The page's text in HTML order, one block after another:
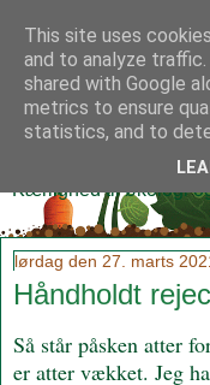
Kærlighed til økologi
lørdag den 27. marts
Håndholdt
Så står påsken atter
er atter vækket. Jeg
This site uses
and to analyze traffic.
shared with Google
metrics to ensure
statistics, and to